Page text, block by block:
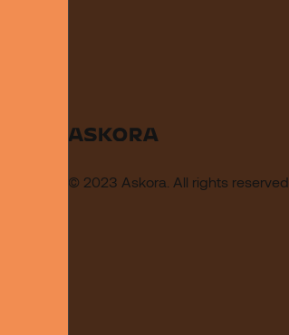
© 2023 Askora. All rights reserved.